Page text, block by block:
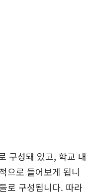
구성돼 있고, 학교 내
으로 들어보게 됩니
로 구성됩니다. 따라